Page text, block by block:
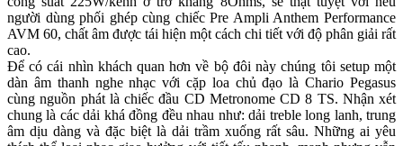
người dùng phối ghép cùng chiếc Pre Ampli Anthem Performance
AVM 60, chất âm được tái hiện một cách chi tiết với độ phân giải rất
cao.
Để có cái nhìn khách quan hơn về bộ đôi này chúng tôi setup một
dàn âm thanh nghe nhạc với cặp loa chủ đạo là Chario Pegasus
cùng nguồn phát là chiếc đầu CD Metronome CD 8 TS. Nhận xét
chung là các dải khá đồng đều nhau như: dải treble long lanh, trung
âm dịu dàng và đặc biệt là dải trầm xuống rất sâu. Những ai yêu